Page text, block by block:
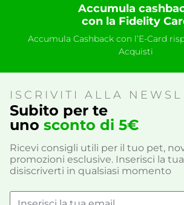
Accumula
con la Fidelity
Accumula Cashback con l’E-Card
Acquisti
ISCRIVITI ALLA
Subito per te
uno sconto di 5€
Ricevi consigli utili per il tuo pet,
promozioni esclusive. Inserisci la
disiscriverti in qualsiasi momento